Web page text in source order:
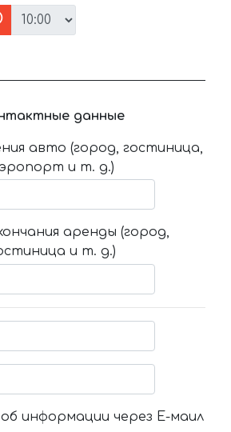
данные
авто (город, гостиница,
и т. д.)
аренды (город,
и т. д.)
информации через Е-маил